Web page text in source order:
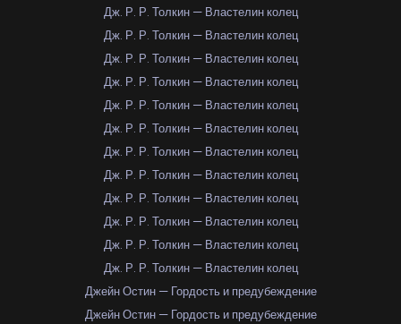
Дж. Р. Р. Толкин — Властелин колец
Дж. Р. Р. Толкин — Властелин колец
Дж. Р. Р. Толкин — Властелин колец
Дж. Р. Р. Толкин — Властелин колец
Дж. Р. Р. Толкин — Властелин колец
Дж. Р. Р. Толкин — Властелин колец
Дж. Р. Р. Толкин — Властелин колец
Дж. Р. Р. Толкин — Властелин колец
Дж. Р. Р. Толкин — Властелин колец
Дж. Р. Р. Толкин — Властелин колец
Дж. Р. Р. Толкин — Властелин колец
Дж. Р. Р. Толкин — Властелин колец
Джейн Остин — Гордость и предубеждение
Джейн Остин — Гордость и предубеждение